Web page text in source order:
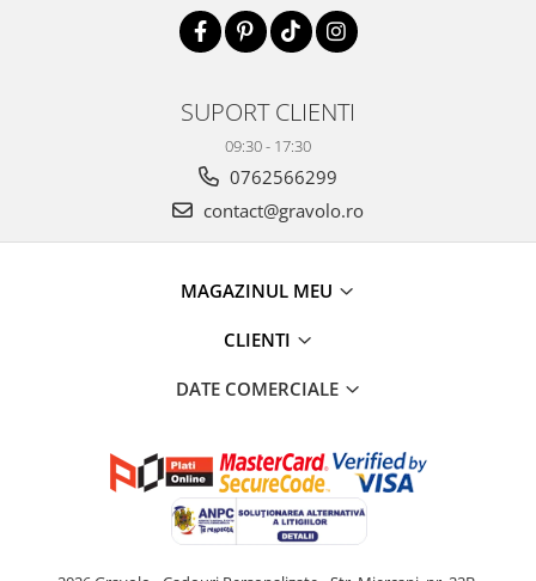
SUPORT CLIENTI
09:30 - 17:30
0762566299
contact@gravolo.ro
MAGAZINUL MEU
CLIENTI
DATE COMERCIALE